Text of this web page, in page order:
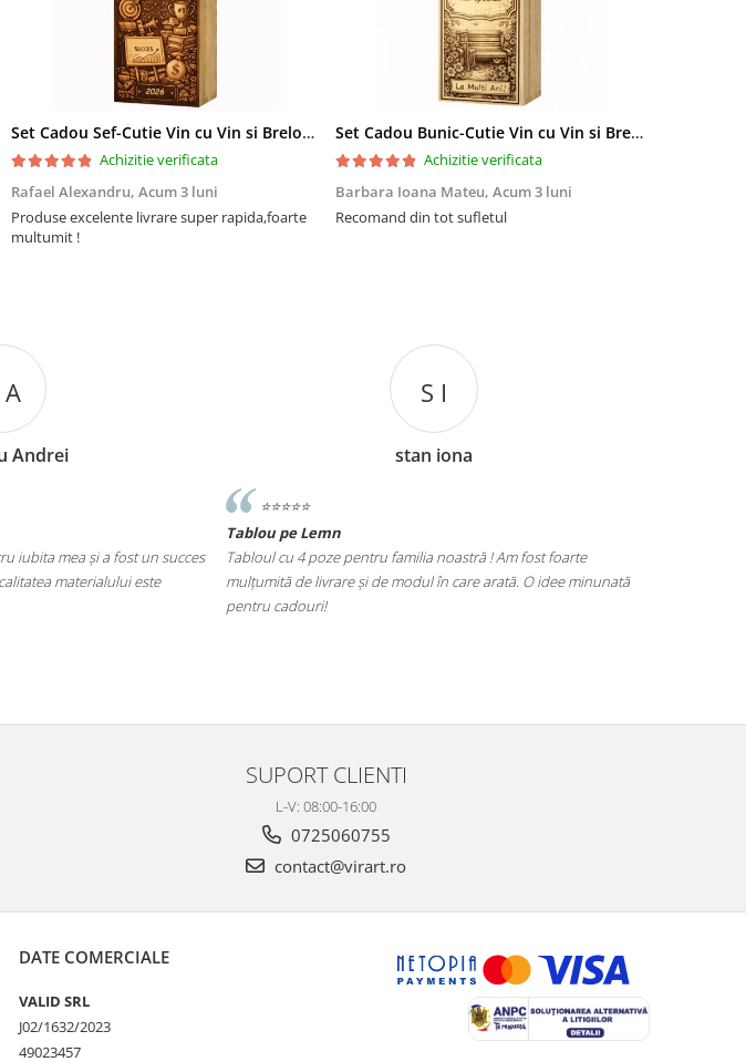
Set Cadou Sef-Cutie Vin cu Vin si Breloc Personalizate
Achizitie verificata
Rafael Alexandru, Acum 3 luni
Produse excelente livrare super rapida,foarte
multumit !
Set Cadou Bunic-Cutie Vin cu Vin si Breloc Personalizate
Achizitie verificata
Barbara Ioana Mateu, Acum 3 luni
Recomand din tot sufletul
A
Andrei
iubita mea și a fost un succes
materialului este
S I
stan iona
⭐️⭐️⭐️⭐️⭐️
Tablou pe Lemn
Tabloul cu 4 poze pentru familia noastră ! Am fost foarte
mulțumită de livrare și de modul în care arată. O idee minunată
pentru cadouri!
SUPORT CLIENTI
L-V: 08:00-16:00
0725060755
contact@virart.ro
DATE COMERCIALE
VALID SRL
J02/1632/2023
49023457